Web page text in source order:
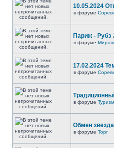
10.05.2024
в форуме
Париж - Рубэ
в форуме
17.02.2024
в форуме
в форуме Туризм
Обмен
в форуме Торг